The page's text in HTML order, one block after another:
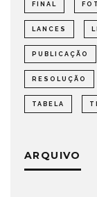
FINAL
LANCES
PUBLICAÇÃO
RESOLUÇÃO
TABELA
ARQUIVO